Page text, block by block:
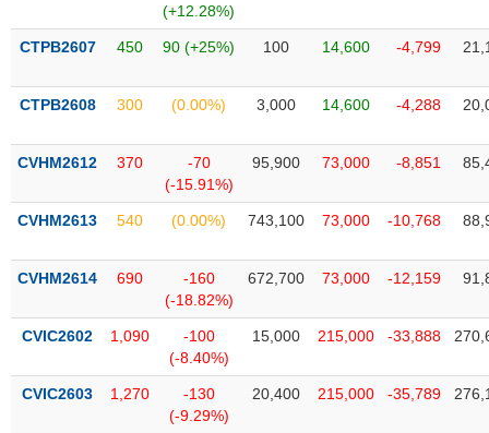
(+12.28%)
CTPB2607 450 90 (+25%) 100 14,600 -4,799
CTPB2608 300 (0.00%) 3,000 14,600 -4,288
CVHM2612 370
-70
(-15.91%)
95,900 73,000 -8,851
CVHM2613 540 (0.00%) 743,100 73,000 -10,768
CVHM2614 690
-160
(-18.82%)
672,700 73,000 -12,159
CVIC2602 1,090
-100
(-8.40%)
15,000 215,000 -33,888
CVIC2603 1,270
-130
(-9.29%)
20,400 215,000 -35,789